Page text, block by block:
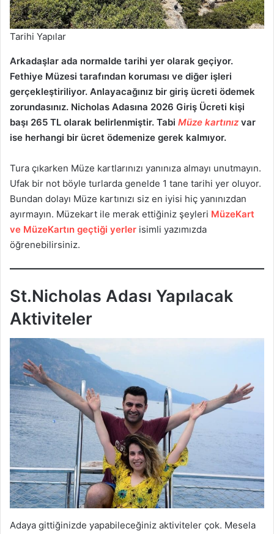
Tarihi Yapılar
Arkadaşlar ada normalde tarihi yer olarak geçiyor.
Fethiye Müzesi tarafından koruması ve diğer işleri
gerçekleştiriliyor. Anlayacağınız bir giriş ücreti ödemek
zorundasınız. Nicholas Adasına 2026 Giriş Ücreti kişi
başı 265 TL olarak belirlenmiştir. Tabi Müze kartınız var
ise herhangi bir ücret ödemenize gerek kalmıyor.
Tura çıkarken Müze kartlarınızı yanınıza almayı unutmayın.
Ufak bir not böyle turlarda genelde 1 tane tarihi yer oluyor.
Bundan dolayı Müze kartınızı siz en iyisi hiç yanınızdan
ayırmayın. Müzekart ile merak ettiğiniz şeyleri MüzeKart
ve MüzeKartın geçtiği yerler isimli yazımızda
öğrenebilirsiniz.
St.Nicholas Adası Yapılacak
Aktiviteler
Adaya gittiğinizde yapabileceğiniz aktiviteler çok. Mesela